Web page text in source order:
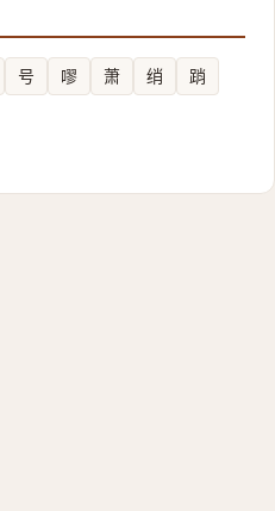
号 嘐 萧 绡
踃